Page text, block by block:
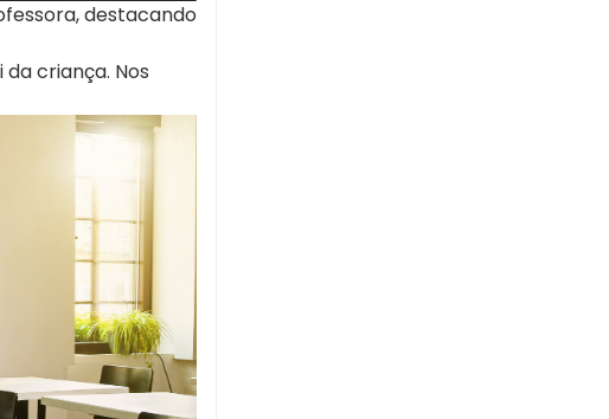
destacando
criança. Nos